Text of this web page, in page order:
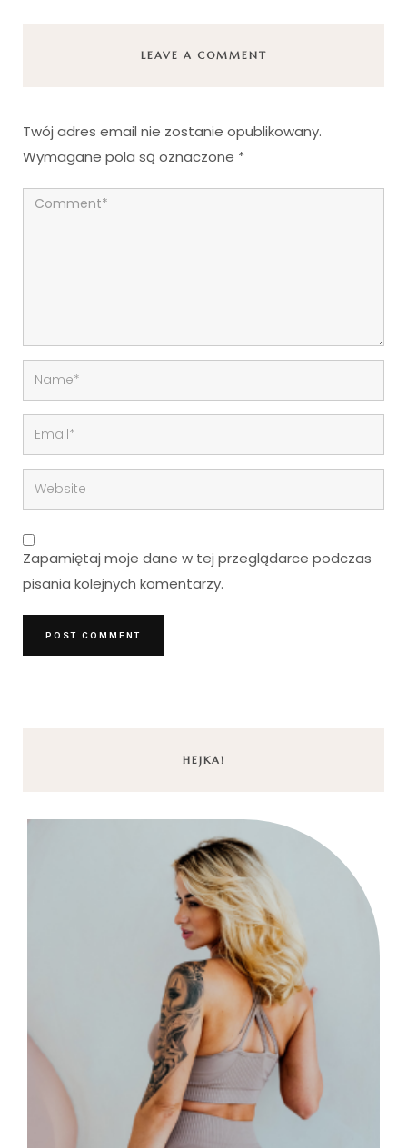
LEAVE A COMMENT
Twój adres email nie zostanie opublikowany.
Wymagane pola są oznaczone *
Zapamiętaj moje dane w tej przeglądarce podczas
pisania kolejnych komentarzy.
HEJKA!